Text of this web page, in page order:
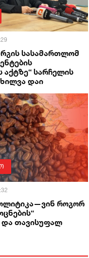
სასამართლომ
აქტზე“ სარჩელის
დაი
როგორ
და თავისუფალ